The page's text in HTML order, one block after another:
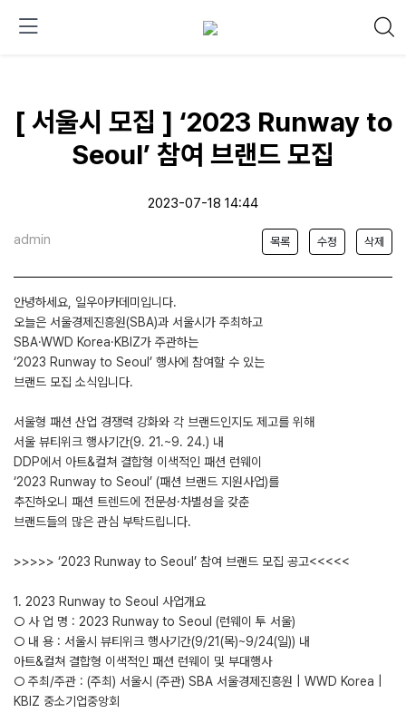
[ 서울시 모집 ] ‘2023 Runway to
Seoul’ 참여 브랜드 모집
2023-07-18 14:44
admin 목록 수정 삭제
안녕하세요, 일우아카데미입니다.
오늘은 서울경제진흥원(SBA)과 서울시가 주최하고
SBA·WWD Korea·KBIZ가 주관하는
‘2023 Runway to Seoul’ 행사에 참여할 수 있는
브랜드 모집 소식입니다.
서울형 패션 산업 경쟁력 강화와 각 브랜드인지도 제고를 위해
서울 뷰티위크 행사기간(9. 21.~9. 24.) 내
DDP에서 아트&컬쳐 결합형 이색적인 패션 런웨이
‘2023 Runway to Seoul’ (패션 브랜드 지원사업)를
추진하오니 패션 트렌드에 전문성·차별성을 갖춘
브랜드들의 많은 관심 부탁드립니다.
>>>>> ‘2023 Runway to Seoul’ 참여 브랜드 모집 공고<<<<<
1. 2023 Runway to Seoul 사업개요
○ 사 업 명 : 2023 Runway to Seoul (런웨이 투 서울)
○ 내 용 : 서울시 뷰티위크 행사기간(9/21(목)~9/24(일)) 내
아트&컬쳐 결합형 이색적인 패션 런웨이 및 부대행사
○ 주최/주관 : (주최) 서울시 (주관) SBA 서울경제진흥원 | WWD Korea |
KBIZ 중소기업중앙회